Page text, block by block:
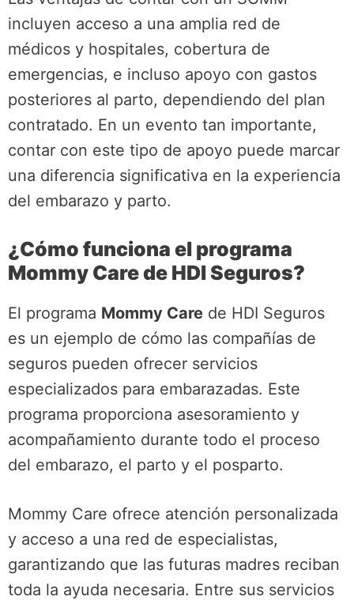
incluyen acceso a una amplia red de
médicos y hospitales, cobertura de
emergencias, e incluso apoyo con gastos
posteriores al parto, dependiendo del plan
contratado. En un evento tan importante,
contar con este tipo de apoyo puede marcar
una diferencia significativa en la experiencia
del embarazo y parto.
¿Cómo funciona el programa
Mommy Care de HDI Seguros?
El programa Mommy Care de HDI Seguros
es un ejemplo de cómo las compañías de
seguros pueden ofrecer servicios
especializados para embarazadas. Este
programa proporciona asesoramiento y
acompañamiento durante todo el proceso
del embarazo, el parto y el posparto.
Mommy Care ofrece atención personalizada
y acceso a una red de especialistas,
garantizando que las futuras madres reciban
toda la ayuda necesaria. Entre sus servicios